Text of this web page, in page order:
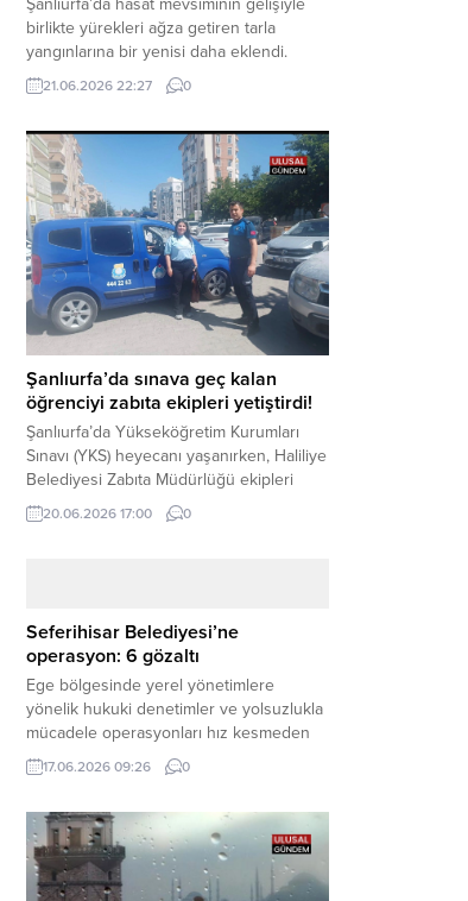
birlikte yürekleri ağza getiren tarla
yangınlarına bir yenisi daha eklendi.
Hilvan ilçesinde çıkan yangında, 50
dönümü biçilmemiş buğday olmak üzere
teslim olarak küle döndü. Haber Merkezi
– Yangın, Şanlıurfa’nın Hilvan ilçesine
bağlı Agilmuz köyünde meydana geldi.
Edinilen bilgilere göre, henüz
belirlenemeyen...
21.06.2026 22:27 0
Şanlıurfa’da sınava geç kalan
öğrenciyi zabıta ekipleri yetiştirdi!
Şanlıurfa’da Yükseköğretim Kurumları
Sınavı (YKS) heyecanı yaşanırken, Haliliye
Belediyesi Zabıta Müdürlüğü ekipleri
geleceğini belirleyecek sınava geç kalma
tehlikesiyle karşı karşıya kalan bir
yolunu tutan binlerce aday arasında,
sınav yerine zamanında ulaşamayan bir
öğrenci büyük bir panik yaşadı....
20.06.2026 17:00 0
Seferihisar Belediyesi’ne
operasyon: 6 gözaltı
Ege bölgesinde yerel yönetimlere
yönelik hukuki denetimler ve yolsuzlukla
mücadele operasyonları hız kesmeden
devam ediyor. İzmir’in turistik ilçelerinden
Seferihisar Belediyesi, sabah saatlerinde
operasyonuyla sarsıldı. Haber Merkezi –
İzmir Cumhuriyet Başsavcılığı
koordinesinde yürütülen geniş kapsamlı
17.06.2026 09:26 0